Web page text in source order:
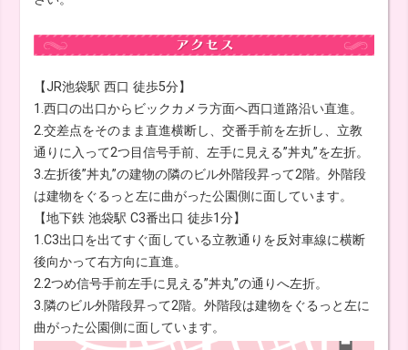
【JR池袋駅 西口 徒歩5分】
1.西口の出口からビックカメラ方面へ西口道路沿い直進。
2.交差点をそのまま直進横断し、交番手前を左折し、立教
通りに入って2つ目信号手前、左手に見える”丼丸”を左折。
3.左折後”丼丸”の建物の隣のビル外階段昇って2階。外階段
は建物をぐるっと左に曲がった公園側に面しています。
【地下鉄 池袋駅 C3番出口 徒歩1分】
1.C3出口を出てすぐ面している立教通りを反対車線に横断
後向かって右方向に直進。
2.2つめ信号手前左手に見える”丼丸”の通りへ左折。
3.隣のビル外階段昇って2階。外階段は建物をぐるっと左に
曲がった公園側に面しています。